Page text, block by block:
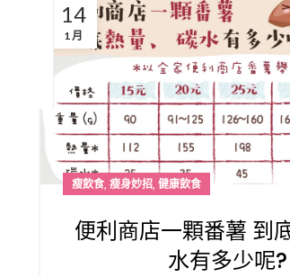
14
1 月
瘦飲食, 瘦身妙招, 健康飲食
便利商店一顆番薯 到
水有多少呢?